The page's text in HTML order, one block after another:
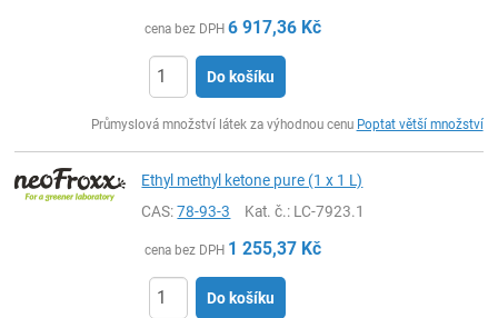
cena bez DPH 6 917,36 Kč
Do košíku
Průmyslová množství látek za výhodnou cenu Poptat větší množství
Ethyl methyl ketone pure (1 x 1 L)
CAS:78-93-3 Kat. č.: LC-7923.1
cena bez DPH 1 255,37 Kč
Do košíku